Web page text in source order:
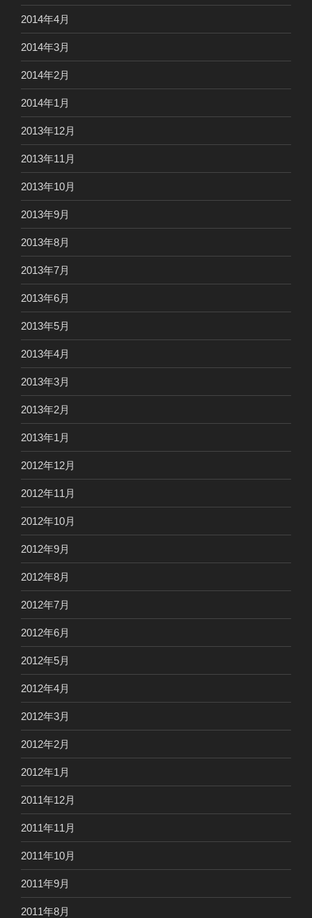
2014年4月
2014年3月
2014年2月
2014年1月
2013年12月
2013年11月
2013年10月
2013年9月
2013年8月
2013年7月
2013年6月
2013年5月
2013年4月
2013年3月
2013年2月
2013年1月
2012年12月
2012年11月
2012年10月
2012年9月
2012年8月
2012年7月
2012年6月
2012年5月
2012年4月
2012年3月
2012年2月
2012年1月
2011年12月
2011年11月
2011年10月
2011年9月
2011年8月